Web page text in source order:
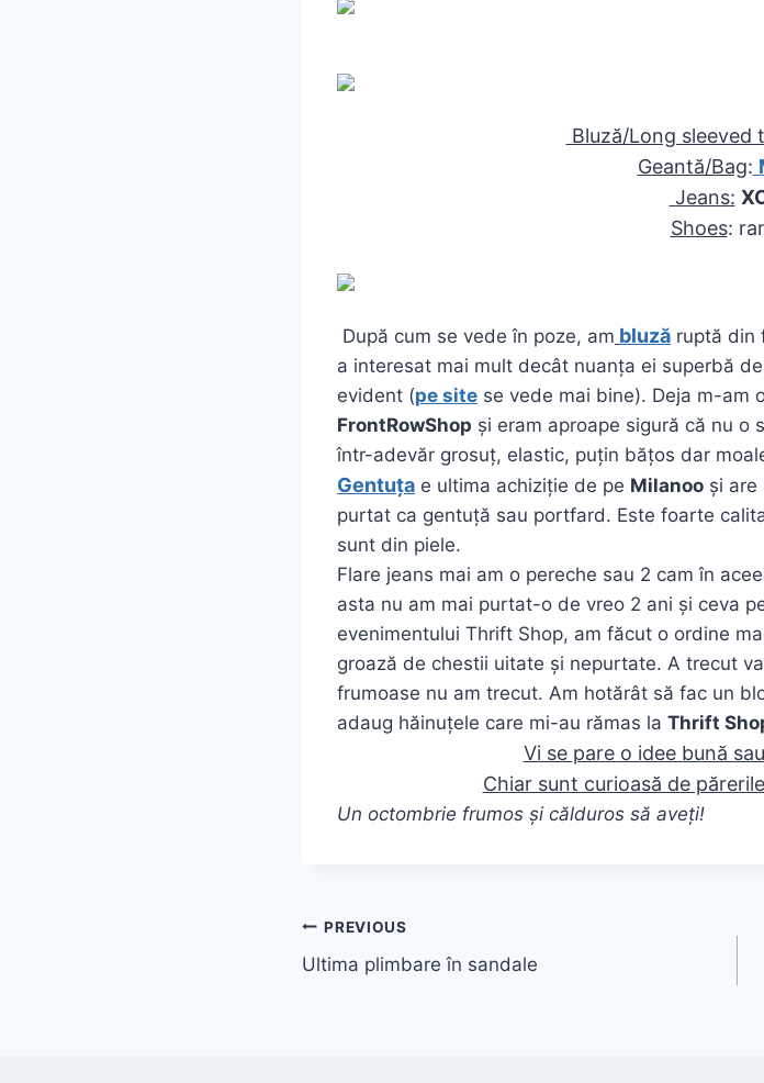
Bluză/Long sleeved
Geantă/Bag:
Jeans:
Shoes:
După cum se vede în poze, am bluză ruptă din
a interesat mai mult decât nuanța ei superbă
evident (pe site se vede mai bine). Deja m-am
FrontRowShop și eram aproape sigură că nu o
într-adevăr grosuț, elastic, puțin bățos dar
Gentuța e ultima achiziție de pe Milanoo și are
purtat ca gentuță sau portfard. Este foarte
sunt din piele.
Flare jeans mai am o pereche sau 2 cam în
asta nu am mai purtat-o de vreo 2 ani și ceva
evenimentului Thrift Shop, am făcut o ordine
groază de chestii uitate și nepurtate. A trecut
frumoase nu am trecut. Am hotărât să fac un
adaug hăinuțele care mi-au rămas la Thrift
Vi se pare o idee bună
Chiar sunt curioasă de
Un octombrie frumos și călduros să aveți!
Post
navigation
PREVIOUS
Ultima plimbare în sandale